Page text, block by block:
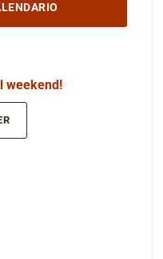
weekend!